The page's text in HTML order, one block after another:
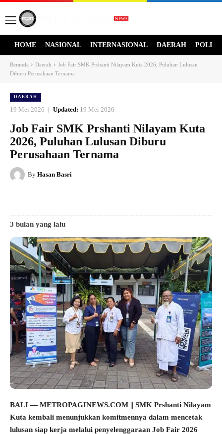
HOME NASIONAL INTERNASIONAL DAERAH
Beranda Daerah
Job Fair SMK Prshanti Nilayam Kuta 2026, Puluhan Lulusan
Diburu Perusahaan Ternama
DAERAH
19 Mei 2026 Updated: 19 Mei 2026
Job Fair SMK Prshanti Nilayam Kuta
2026, Puluhan Lulusan Diburu
Perusahaan Ternama
By Hasan Basri
3 bulan yang lalu
BALI — METROPAGINEWS.COM || SMK Prshanti Nilayam
Kuta kembali menunjukkan komitmennya dalam mencetak
lulusan siap kerja melalui penyelenggaraan Job Fair 2026